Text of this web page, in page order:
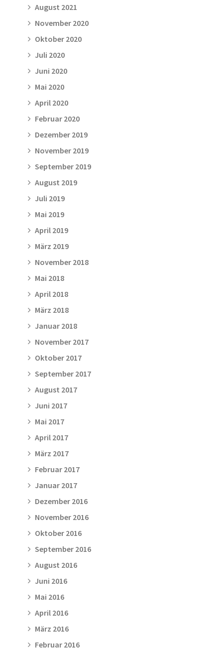
August 2021
November 2020
Oktober 2020
Juli 2020
Juni 2020
Mai 2020
April 2020
Februar 2020
Dezember 2019
November 2019
September 2019
August 2019
Juli 2019
Mai 2019
April 2019
März 2019
November 2018
Mai 2018
April 2018
März 2018
Januar 2018
November 2017
Oktober 2017
September 2017
August 2017
Juni 2017
Mai 2017
April 2017
März 2017
Februar 2017
Januar 2017
Dezember 2016
November 2016
Oktober 2016
September 2016
August 2016
Juni 2016
Mai 2016
April 2016
März 2016
Februar 2016